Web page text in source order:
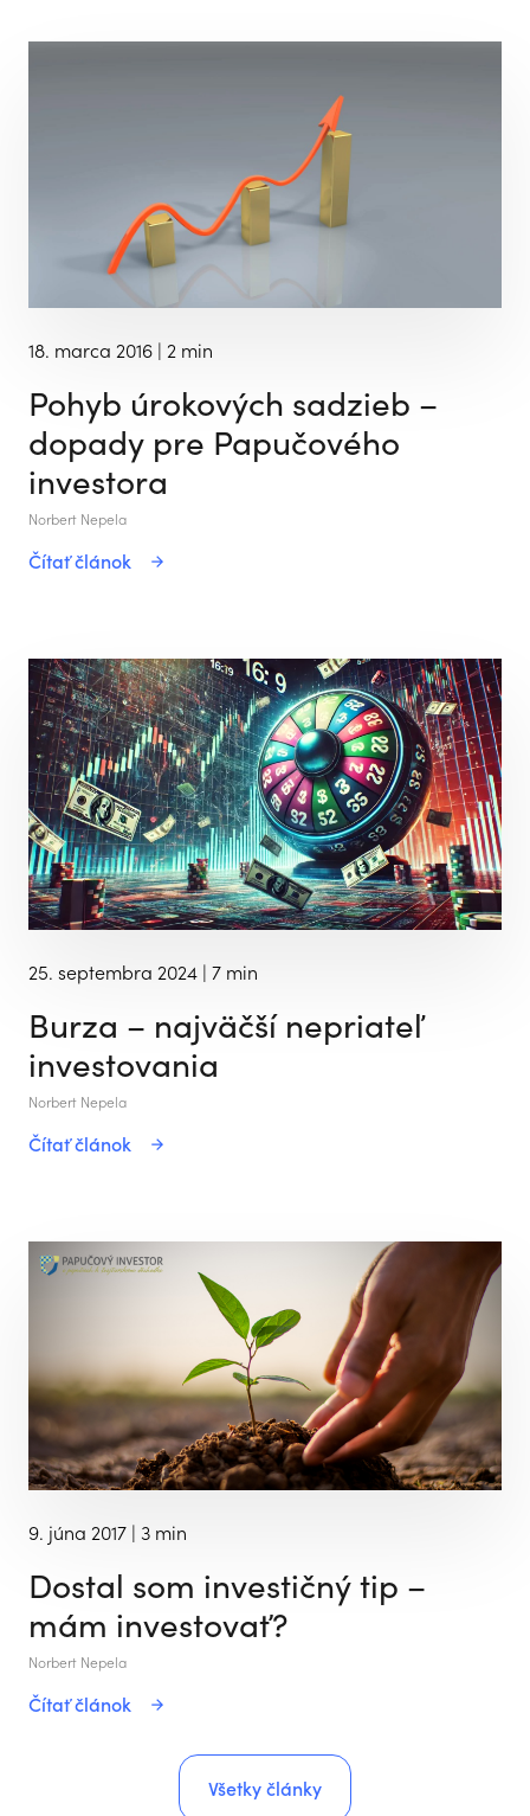
18. marca 2016 | 2 min
Pohyb úrokových sadzieb –
dopady pre Papučového
investora
Norbert Nepela
Čítať článok
25. septembra 2024 | 7 min
Burza – najväčší nepriateľ
investovania
Norbert Nepela
Čítať článok
9. júna 2017 | 3 min
Dostal som investičný tip –
mám investovať?
Norbert Nepela
Čítať článok
Všetky články